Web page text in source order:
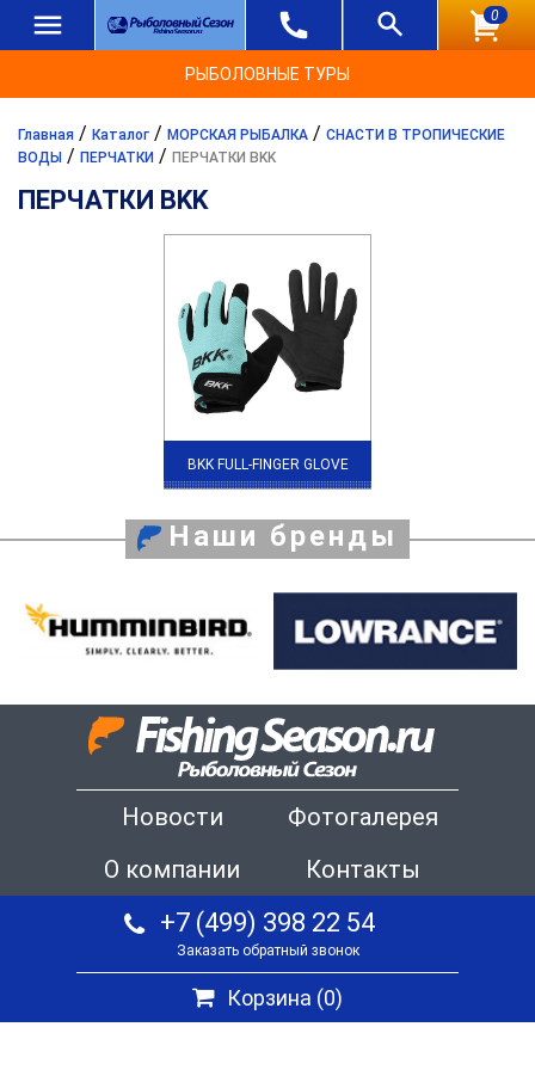
0
РЫБОЛОВНЫЕ ТУРЫ
Главная / Каталог / МОРСКАЯ РЫБАЛКА / СНАСТИ В ТРОПИЧЕСКИЕ
ВОДЫ / ПЕРЧАТКИ / ПЕРЧАТКИ BKK
ПЕРЧАТКИ BKK
BKK FULL-FINGER GLOVE
Наши бренды
Новости
Фотогалерея
О компании
Контакты
+7 (499) 398 22 54
Заказать обратный звонок
Корзина (0)